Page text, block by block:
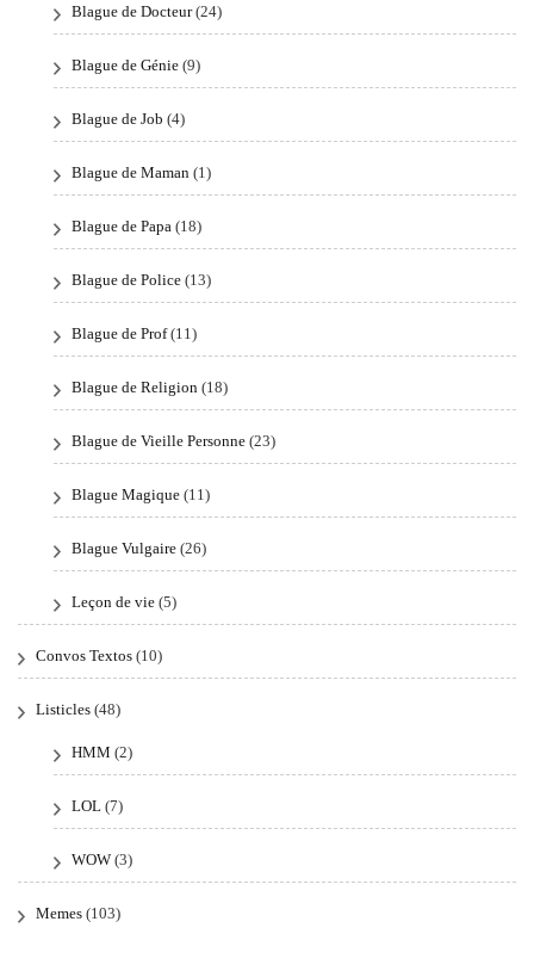
Blague de Docteur(24)
Blague de Génie (9)
Blague de Job (4)
Blague de Maman (1)
Blague de Papa (18)
Blague de Police (13)
Blague de Prof(11)
Blague de Religion (18)
Blague de Vieille Personne (23)
Blague Magique (11)
Blague Vulgaire (26)
Leçon de vie (5)
Convos Textos (10)
Listicles (48)
HMM (2)
LOL (7)
WOW (3)
Memes (103)